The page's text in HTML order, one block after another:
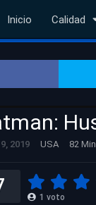
Inicio Calidad
2019 USA 82
1 voto